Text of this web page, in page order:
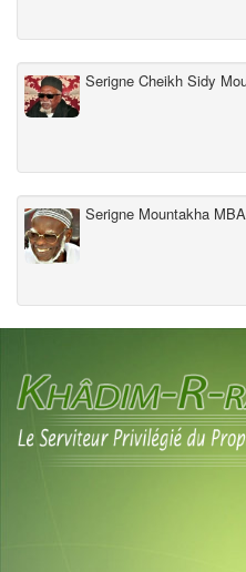
Serigne Cheikh Sidy
Serigne Mountakha